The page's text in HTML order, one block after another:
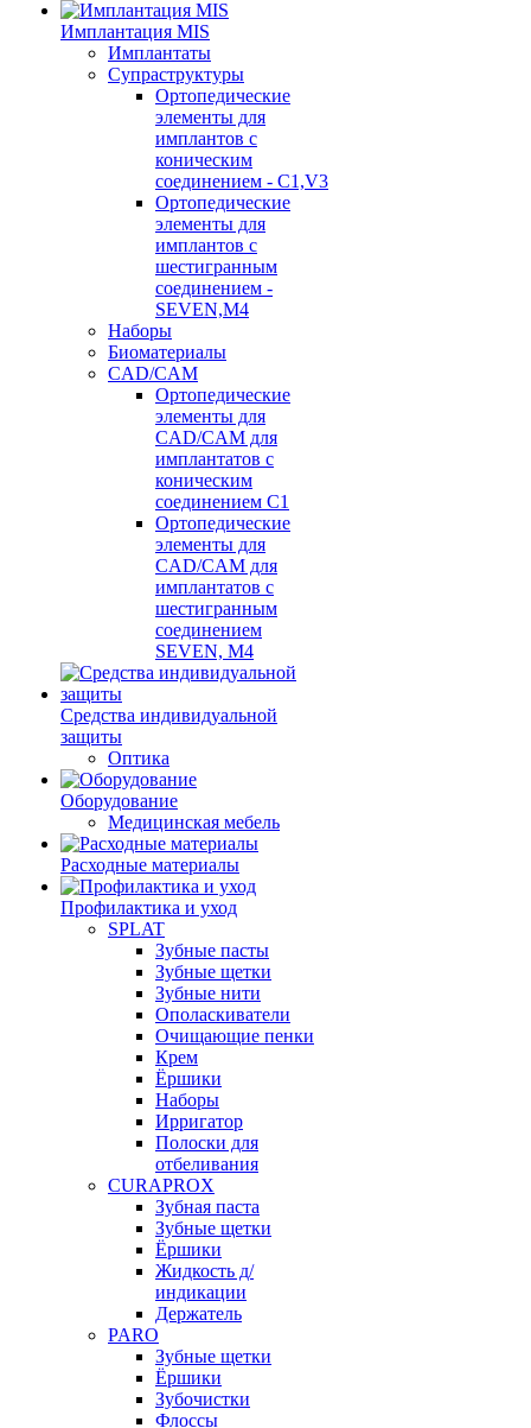
Имплантация MIS
Имплантаты
Супраструктуры
Ортопедические
элементы для
имплантов с
коническим
соединением - C1,V3
Ортопедические
элементы для
имплантов с
шестигранным
соединением -
SEVEN,M4
Наборы
Биоматериалы
CAD/CAM
Ортопедические
элементы для
CAD/CAM для
имплантатов с
коническим
соединением С1
Ортопедические
элементы для
CAD/CAM для
имплантатов с
шестигранным
соединением
SEVEN, М4
Средства индивидуальной
защиты
Оптика
Оборудование
Медицинская мебель
Расходные материалы
Профилактика и уход
SPLAT
Зубные пасты
Зубные щетки
Зубные нити
Ополаскиватели
Очищающие пенки
Крем
Ёршики
Наборы
Ирригатор
Полоски для
отбеливания
CURAPROX
Зубная паста
Зубные щетки
Ёршики
Жидкость д/
индикации
Держатель
PARO
Зубные щетки
Ёршики
Зубочистки
Флоссы